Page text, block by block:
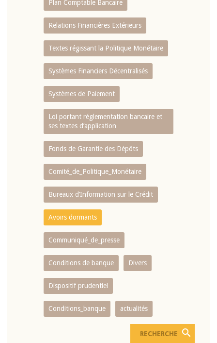
Plan Comptable Bancaire
Relations Financières Extérieurs
Textes régissant la Politique Monétaire
Systèmes Financiers Décentralisés
Systèmes de Paiement
Loi portant réglementation bancaire et
ses textes d’application
Fonds de Garantie des Dépôts
Comité_de_Politique_Monétaire
Bureaux d’Information sur le Crédit
Avoirs dormants
Communiqué_de_presse
Conditions de banque Divers
Dispositif prudentiel
Conditions_banque actualités